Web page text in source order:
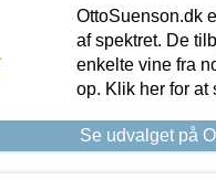
OttoSuenson.dk
af spektret. De
enkelte vine fra
op. Klik her for at
Se udvalget på